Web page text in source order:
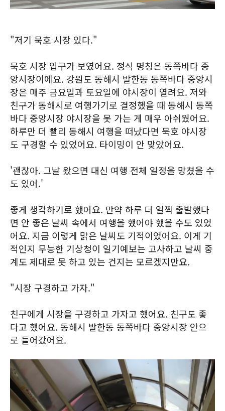
"저기 묵호 시장 있다."
묵호 시장 입구가 보였어요. 정식 명칭은 동쪽바다 중
앙시장이에요. 강원도 동해시 발한동 동쪽바다 중앙시
장은 매주 금요일과 토요일에 야시장이 열려요. 저와
친구가 동해시로 여행가기로 결정했을 때 동해시 동쪽
바다 중앙시장 야시장을 못 가는 게 매우 아쉬웠어요.
하루만 더 빨리 동해시 여행을 떠났다면 묵호 야시장
도 구경할 수 있었어요. 타이밍이 안 맞았어요.
'괜찮아. 그날 왔으면 대신 여행 전체 일정을 망쳤을 수
도 있어.'
좋게 생각하기로 했어요. 만약 하루 더 일찍 출발했다
면 안 좋은 날씨 속에서 여행을 했어야 했을 수도 있었
어요. 지금 이렇게 맑은 날씨도 기적이었어요. 이게 기
적인지 무능한 기상청이 일기예보는 고사하고 날씨 중
계도 제대로 못 하고 있는 건지는 모르겠지만요.
"시장 구경하고 가자."
친구에게 시장을 구경하고 가자고 했어요. 친구도 좋
다고 했어요. 동해시 발한동 동쪽바다 중앙시장 안으
로 들어갔어요.